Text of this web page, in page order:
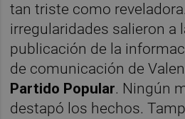
tan triste como
irregularidades salieron a
publicación de la
de comunicación de
Partido Popular. Ningún
destapó los hechos.